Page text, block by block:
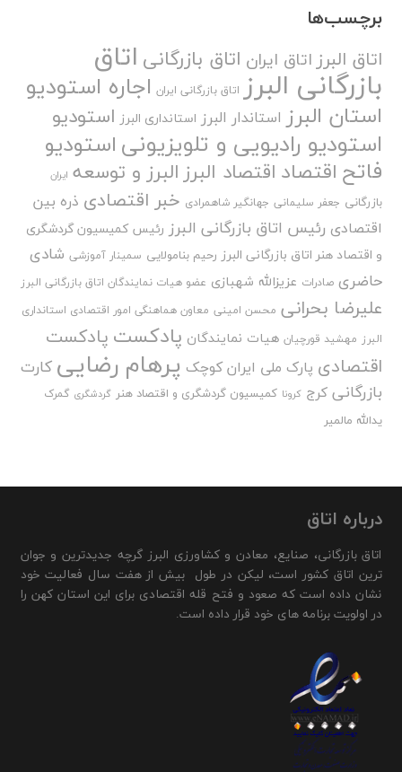
برچسب‌ها
اتاق البرز اتاق ایران اتاق بازرگانی اتاق
بازرگانی البرز اتاق بازرگانی ایران اجاره استودیو
استان البرز استاندار البرز استانداری البرز استودیو
استودیو رادیویی و تلویزیونیاستودیو
فاتح اقتصاد اقتصاد البرزالبرز و توسعه ایران
بازرگانی جعفر سلیمانی جهانگیر شاهمرادی خبر اقتصادی ذره بین
اقتصادی رئیس اتاق بازرگانی البرز رئیس کمیسیون گردشگری
و اقتصاد هنر اتاق بازرگانی البرز رحیم بنامولایی سمینار آموزشی شادی
حاضری صادرات عزیزالله شهبازی عضو هیات نمایندگان اتاق بازرگانی البرز
علیرضا بحرانی محسن امینی معاون هماهنگی امور اقتصادی استانداری
البرز مهشید قورچیان هیات نمایندگان پادکست پادکست
اقتصادی پارک ملی ایران کوچک پرهام رضایی کارت
بازرگانی کرج کرونا کمیسیون گردشگری و اقتصاد هنر گردشگری گمرک
یدالله مالمیر
درباره اتاق
اتاق بازرگانی، صنایع، معادن و کشاورزی البرز گرچه جدیدترین و جوان
ترین اتاق کشور است، لیکن در طول بیش از هفت سال فعالیت خود
نشان داده است که صعود و فتح قله اقتصادی برای این استان کهن را
در اولویت برنامه های خود قرار داده است.